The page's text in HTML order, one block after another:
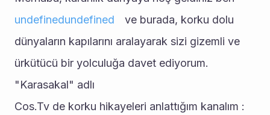
undefinedundefined
ve burada, korku dolu
dünyaların kapılarını aralayarak sizi gizemli ve
ürkütücü bir yolculuğa davet ediyorum.
"Karasakal" adlı